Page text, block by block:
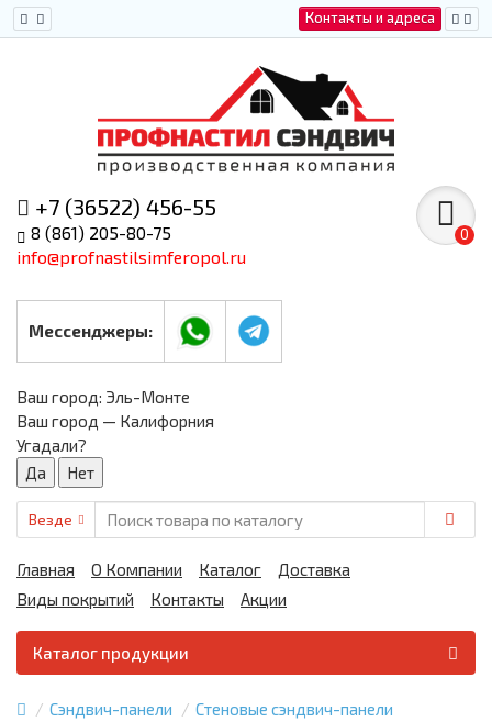
Контакты и адреса
+7 (36522) 456-55
8 (861) 205-80-75
info@profnastilsimferopol.ru
Мессенджеры:
0
Ваш город: Эль-Монте
Ваш город — Калифорния
Угадали?
Везде
Главная О Компании Каталог
Доставка
Виды покрытий
Контакты Акции
Каталог продукции
Сэндвич-панели
Стеновые сэндвич-панели